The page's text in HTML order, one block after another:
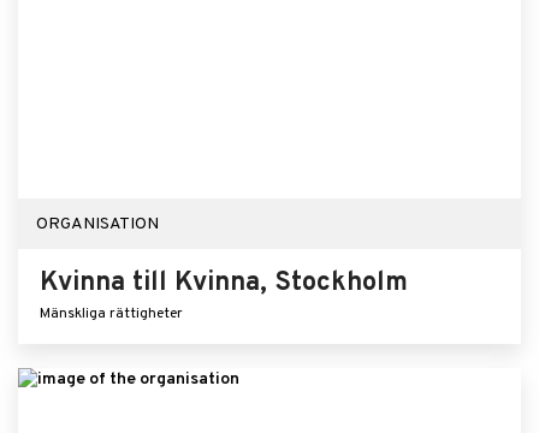
ORGANISATION
Kvinna till Kvinna, Stockholm
Mänskliga rättigheter